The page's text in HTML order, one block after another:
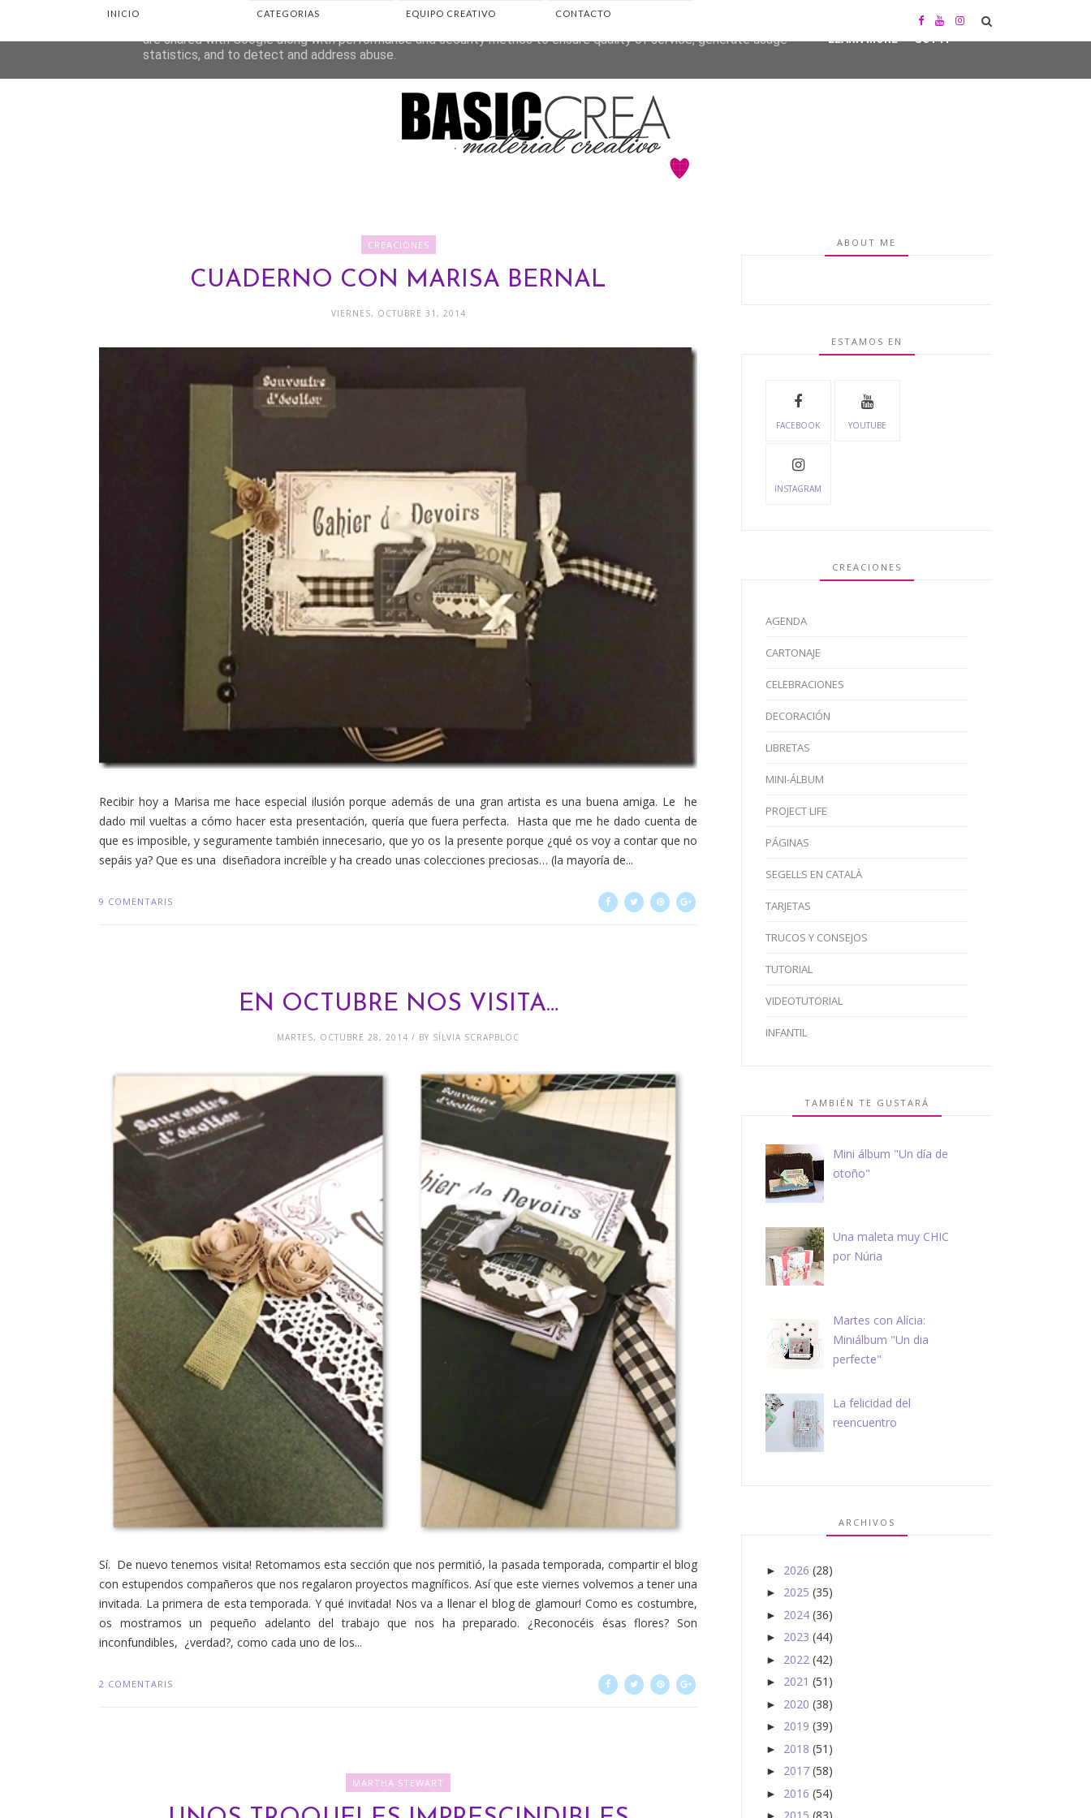
INICIO CATEGORIAS EQUIPO CREATIVO CONTACTO
CREACIONES
CUADERNO CON MARISA BERNAL
VIERNES, OCTUBRE 31, 2014
Recibir hoy a Marisa me hace especial ilusión porque además de una gran artista es una buena amiga. Le he
dado mil vueltas a cómo hacer esta presentación, quería que fuera perfecta. Hasta que me he dado cuenta de
que es imposible, y seguramente también innecesario, que yo os la presente porque ¿qué os voy a contar que no
sepáis ya? Que es una diseñadora increíble y ha creado unas colecciones preciosas… (la mayoría de...
9 COMENTARIS
EN OCTUBRE NOS VISITA…
MARTES, OCTUBRE 28, 2014 / BY SÍLVIA SCRAPBLOC
Sí. De nuevo tenemos visita! Retomamos esta sección que nos permitió, la pasada temporada, compartir el blog
con estupendos compañeros que nos regalaron proyectos magníficos. Así que este viernes volvemos a tener una
invitada. La primera de esta temporada. Y qué invitada! Nos va a llenar el blog de glamour! Como es costumbre,
os mostramos un pequeño adelanto del trabajo que nos ha preparado. ¿Reconocéis ésas flores? Son
inconfundibles, ¿verdad?, como cada uno de los...
2 COMENTARIS
MARTHA STEWART
ABOUT ME
ESTAMOS EN
FACEBOOK YOUTUBE
INSTAGRAM
CREACIONES
AGENDA
CARTONAJE
CELEBRACIONES
DECORACIÓN
LIBRETAS
MINI-ÁLBUM
PROJECT LIFE
PÁGINAS
SEGELLS EN CATALÀ
TARJETAS
TRUCOS Y CONSEJOS
TUTORIAL
VIDEOTUTORIAL
INFANTIL
TAMBIÉN TE GUSTARÁ
Mini álbum "Un día de
otoño"
Una maleta muy CHIC
por Núria
Martes con Alícia:
Miniálbum "Un dia
perfecte"
La felicidad del
reencuentro
ARCHIVOS
► 2026 (28)
► 2025 (35)
► 2024 (36)
► 2023 (44)
► 2022 (42)
► 2021 (51)
► 2020 (38)
► 2019 (39)
► 2018 (51)
► 2017 (58)
► 2016 (54)
This site uses cookies from Google to deliver its services and to analyze traffic. Your IP address and user-agent
are shared with Google along with performance and security metrics to ensure quality of service, generate usage
statistics, and to detect and address abuse.
LEARN MORE GOT IT